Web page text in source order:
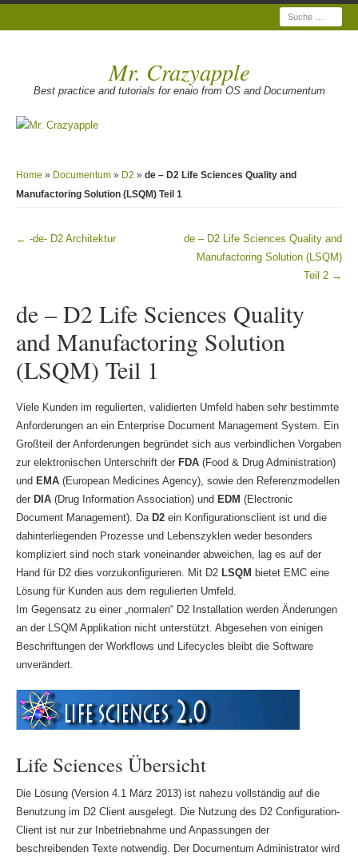
Suche
Mr. Crazyapple
Best practice and tutorials for enaio from OS and Documentum
Home » Documentum» D2 » de – D2 Life Sciences Quality and
Manufactoring Solution (LSQM) Teil 1
Beitragsnavigation
← -de- D2 Architektur
de – D2 Life Sciences Quality and
Manufactoring Solution (LSQM)
Teil 2 →
de – D2 Life Sciences Quality
and Manufactoring Solution
(LSQM) Teil 1
Viele Kunden im regulierten, validierten Umfeld haben sehr bestimmte
Anforderungen an ein Enterprise Document Management System. Ein
Großteil der Anforderungen begründet sich aus verbindlichen Vorgaben
zur elektronischen Unterschrift der FDA(Food & Drug Administration)
und EMA(European Medicines Agency), sowie den Referenzmodellen
der DIA(Drug Information Association) und EDM (Electronic
Document Management). Da D2ein Konfigurationsclient ist und die
dahinterliegenden Prozesse und Lebenszyklen weder besonders
kompliziert sind noch stark voneinander abweichen, lag es auf der
Hand für D2 dies vorzukonfigurieren. Mit D2 LSQM bietet EMC eine
Lösung für Kunden aus dem regulierten Umfeld.
Im Gegensatz zu einer „normalen“ D2 Installation werden Änderungen
an der LSQM Applikation nicht unterstützt. Abgesehen von einigen
Beschriftungen der Workflows und Lifecycles bleibt die Software
unverändert.
Life Sciences Übersicht
Die Lösung (Version 4.1 März 2013) ist nahezu vollständig auf die
Benutzung im D2 Client ausgelegt. Die Nutzung des D2 Configuration-
Client ist nur zur Inbetriebnahme und Anpassungen der
beschreibenden Texte notwendig. Der Documentum Administrator wird